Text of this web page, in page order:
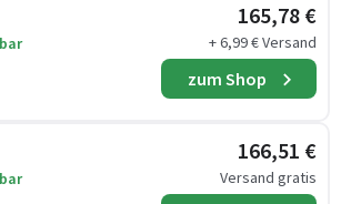
165,78 €
+ 6,99 € Versand
zum Shop
166,51 €
Versand gratis